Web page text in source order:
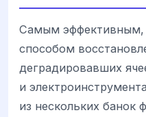
Самым
способом
деградировавших
и
из нескольких банок